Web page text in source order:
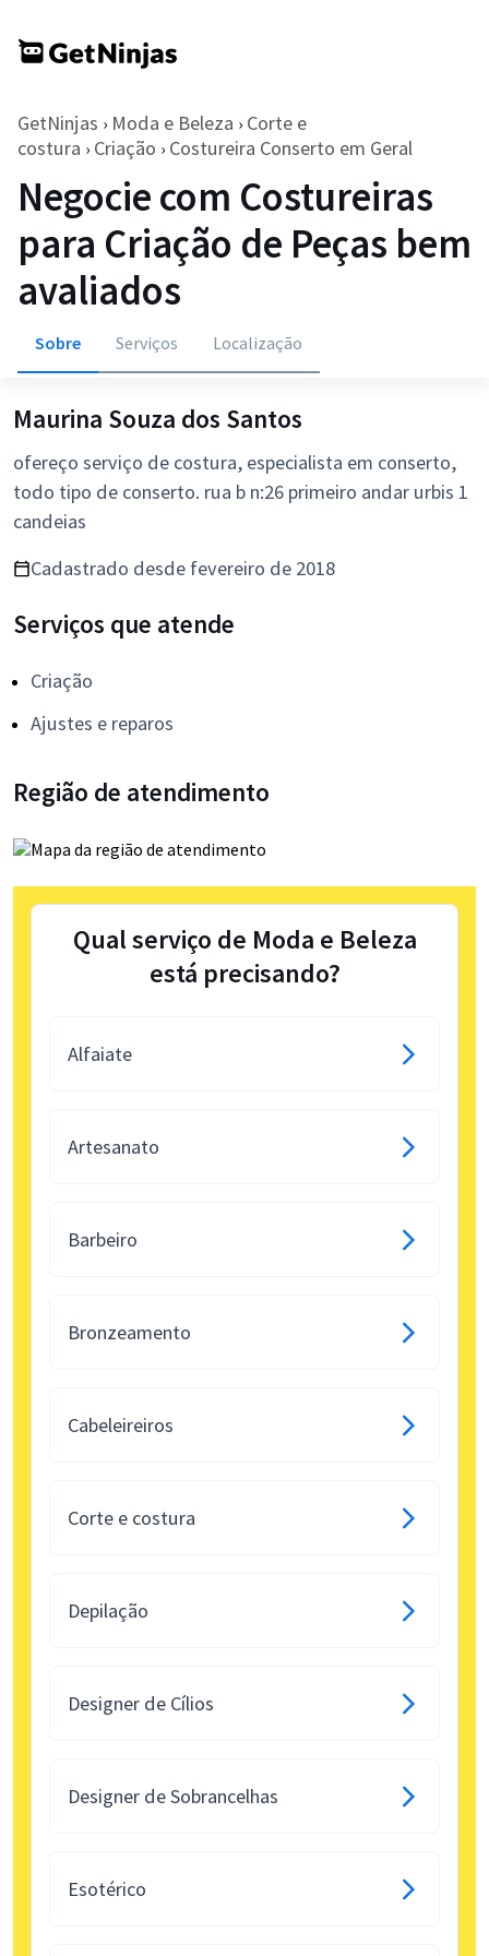
GetNinjas › Moda e Beleza › Corte e
costura › Criação › Costureira Conserto em Geral
Negocie com Costureiras
para Criação de Peças bem
avaliados
Sobre Serviços Localização
Maurina Souza dos Santos
ofereço serviço de costura, especialista em conserto,
todo tipo de conserto. rua b n:26 primeiro andar urbis 1
candeias
Cadastrado desde fevereiro de 2018
Serviços que atende
Criação
Ajustes e reparos
Região de atendimento
Qual serviço de Moda e Beleza
está precisando?
Alfaiate
Artesanato
Barbeiro
Bronzeamento
Cabeleireiros
Corte e costura
Depilação
Designer de Cílios
Designer de Sobrancelhas
Esotérico